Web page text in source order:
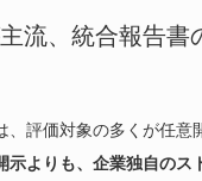
流、統合報告書
、評価対象の多くが任意
示よりも、企業独自のス